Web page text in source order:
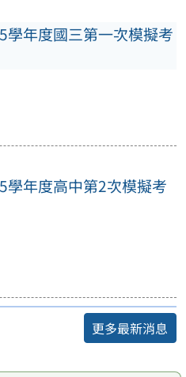
學年度國三第一次模擬考
學年度高中第2次模擬考
更多最新消息